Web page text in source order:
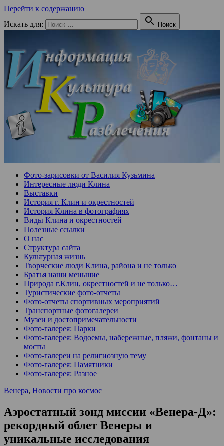
Перейти к содержанию
Искать для:
 Поиск
Фото-зарисовки от Василия Кузьмина
Интересные люди Клина
Выставки
История г. Клин и окрестностей
История Клина в фотографиях
Виды Клина и окрестностей
Полезные ссылки
О нас
Структура сайта
Культурная жизнь
Творческие люди Клина, района и не только
Братья наши меньшие
Природа г.Клин, окрестностей и не только…
Туристические фото-отчеты
Фото-отчеты спортивных мероприятий
Транспортные фотогалереи
Музеи и достопримечательности
Фото-галерея: Парки
Фото-галерея: Водоемы, набережные, пляжи, фонтаны и
мосты
Фото-галереи на религиозную тему
Фото-галерея: Памятники
Фото-галерея: Разное
Венера, Новости про космос
Аэростатный зонд миссии «Венера-Д»:
рекордный облет Венеры и
уникальные исследования